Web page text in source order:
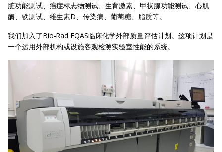
脏功能测试、癌症标志物测试、生育激素、甲状腺功能测试、心肌
酶、铁测试、维生素D、传染病、葡萄糖、脂质等。
我们加入了Bio-Rad EQAS临床化学外部质量评估计划。这项计划是
一个运用外部机构或设施客观检测实验室性能的系统。